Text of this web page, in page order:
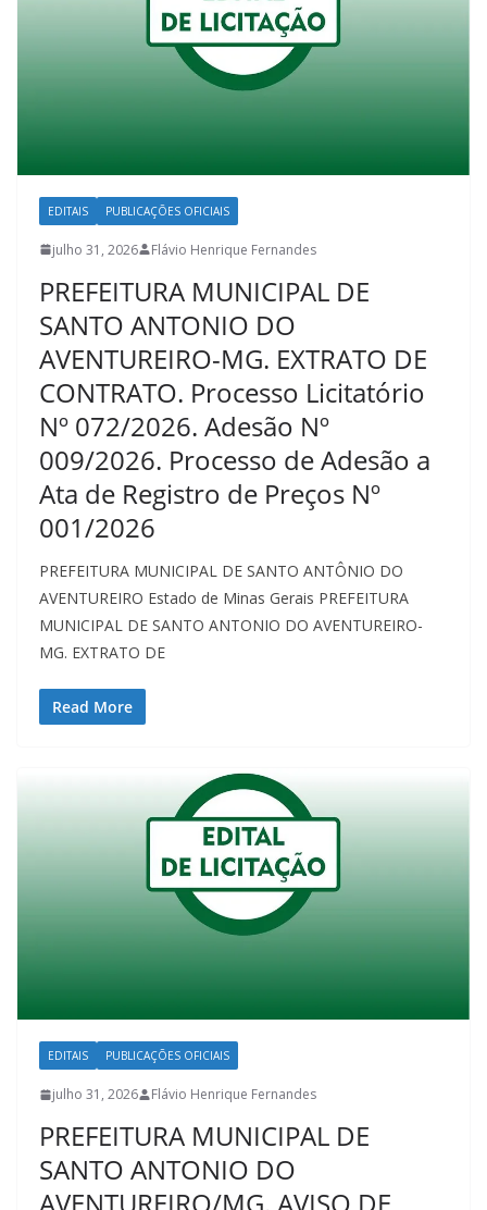
EDITAIS PUBLICAÇÕES OFICIAIS
julho 31, 2026 Flávio Henrique Fernandes
PREFEITURA MUNICIPAL DE
SANTO ANTONIO DO
AVENTUREIRO-MG. EXTRATO DE
CONTRATO. Processo Licitatório
Nº 072/2026. Adesão Nº
009/2026. Processo de Adesão a
Ata de Registro de Preços Nº
001/2026
PREFEITURA MUNICIPAL DE SANTO ANTÔNIO DO
AVENTUREIRO Estado de Minas Gerais PREFEITURA
MUNICIPAL DE SANTO ANTONIO DO AVENTUREIRO-
MG. EXTRATO DE
Read More
EDITAIS PUBLICAÇÕES OFICIAIS
julho 31, 2026 Flávio Henrique Fernandes
PREFEITURA MUNICIPAL DE
SANTO ANTONIO DO